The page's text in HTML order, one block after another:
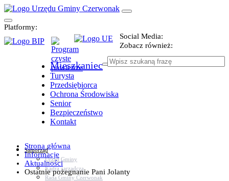
Platformy:
Social Media:
Zobacz również:
Mieszkaniec
Turysta
Przedsiębiorca
Ochrona Środowiska
Senior
Bezpieczeństwo
Kontakt
Samorząd
Urząd Gminy
Kadra zarządcza
Rada Gminy Czerwonak
Strona główna
Informacje
Aktualności
Ostatnie pożegnanie Pani Jolanty